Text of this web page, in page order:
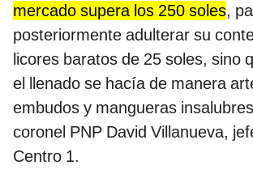
mercado supera los 250 soles,
posteriormente adulterar su
licores baratos de 25 soles, sino
el llenado se hacía de manera
embudos y mangueras
coronel PNP David Villanueva,
Centro 1.